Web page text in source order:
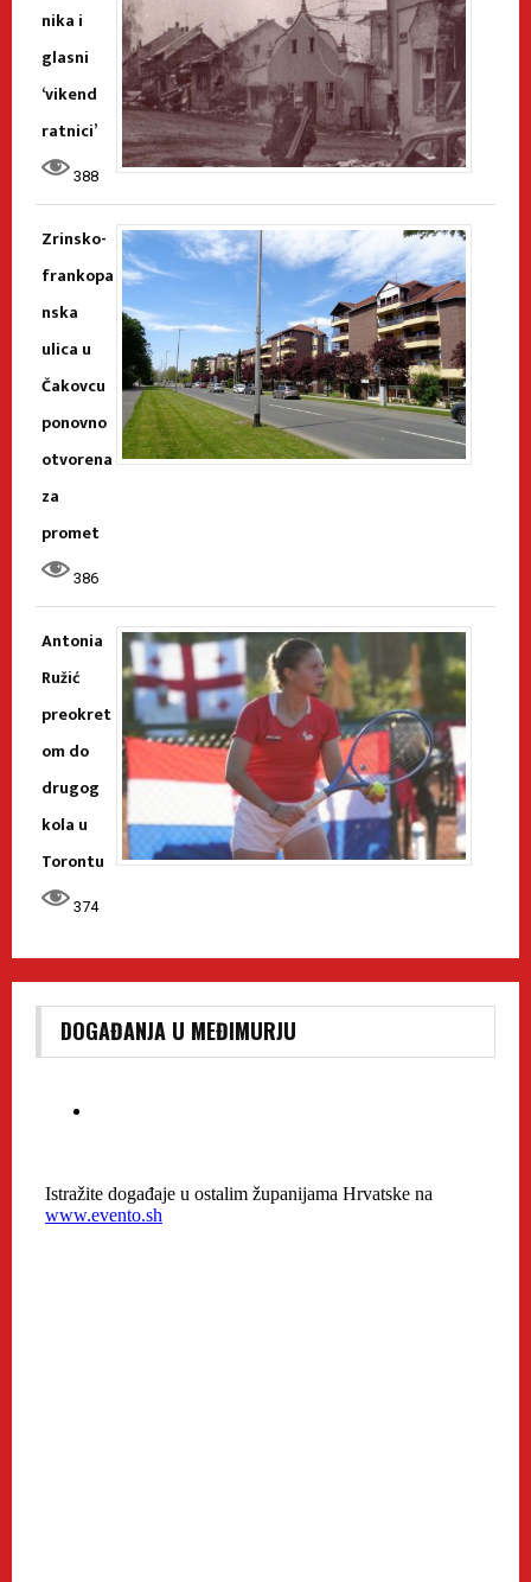
nika i
glasni
‘vikend
ratnici’
388
Zrinsko-
frankopa
nska
ulica u
Čakovcu
ponovno
otvorena
za
promet
386
Antonia
Ružić
preokret
om do
drugog
kola u
Torontu
374
DOGAĐANJA U MEĐIMURJU